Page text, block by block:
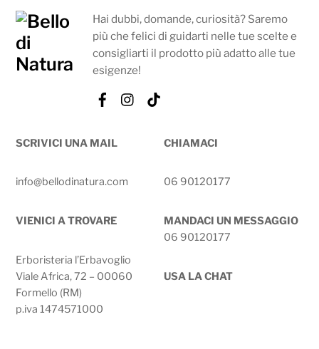
Hai dubbi, domande, curiosità? Saremo
più che felici di guidarti nelle tue scelte e
consigliarti il prodotto più adatto alle tue
esigenze!
FacebookInstagram
SCRIVICI UNA MAIL
info@bellodinatura.com
CHIAMACI
06 90120177
VIENICI A TROVARE
Erboristeria l’Erbavoglio
Viale Africa, 72 – 00060
Formello (RM)
p.iva 1474571000
MANDACI UN MESSAGGIO
06 90120177
USA LA CHAT